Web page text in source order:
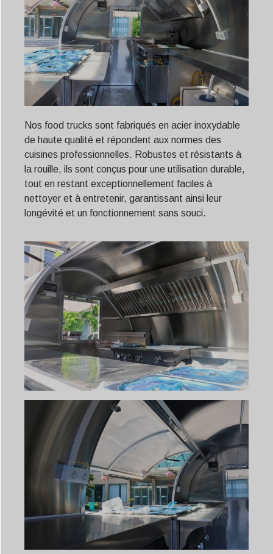
Nos food trucks sont fabriqués en acier inoxydable
de haute qualité et répondent aux normes des
cuisines professionnelles. Robustes et résistants à
la rouille, ils sont conçus pour une utilisation durable,
tout en restant exceptionnellement faciles à
nettoyer et à entretenir, garantissant ainsi leur
longévité et un fonctionnement sans souci.